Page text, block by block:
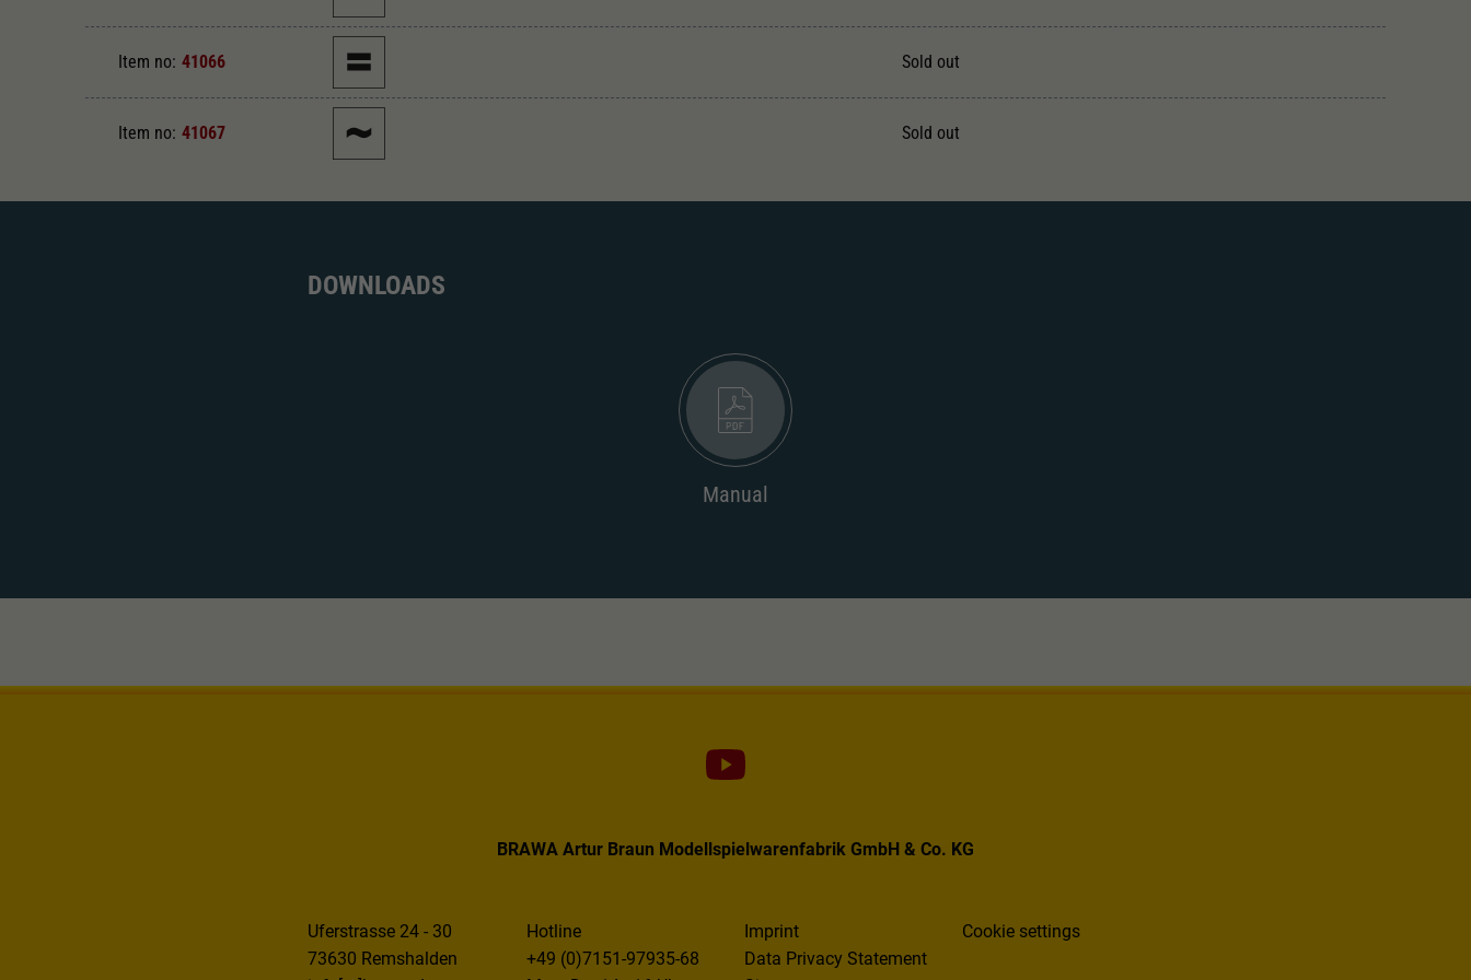
Item no: 41066 Sold out
Item no: 41067 Sold out
DOWNLOADS
Manual
BRAWA Artur Braun Modellspielwarenfabrik GmbH & Co. KG
Uferstrasse 24 - 30
73630 Remshalden
Hotline
+49 (0)7151-97935-68
Imprint
Data Privacy Statement
Cookie settings
Zweck
historische Speicherung Ihrer vorgenommen